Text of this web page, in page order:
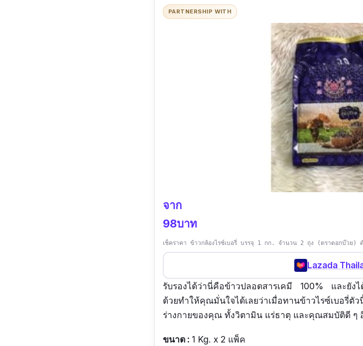
หากทานแรก ๆ อาจยังไม่คุ้นมากนักอาจจะรู้สึกเหนี
PARTNERSHIP WITH
จาก
98บาท
เช็คราคา ข้าวกล้องไรซ์เบอรี่ บรรจุ 1 กก. จำนวน 2 ถุง (ตราดอกบ๊วย)
Lazada
รับรองได้ว่านี่คือข้าวปลอดสารเคมี 100% และยังไ
ด้วยทำให้คุณมั่นใจได้เลยว่าเมื่อทานข้าวไรซ์เบอรี่
ร่างกายของคุณ ทั้งวิตามิน แร่ธาตุ และคุณสมบัติดี ๆ
ขนาด : 1 Kg. x 2 แพ็ค